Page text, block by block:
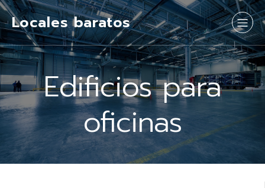
Locales baratos
Edificios para
oficinas